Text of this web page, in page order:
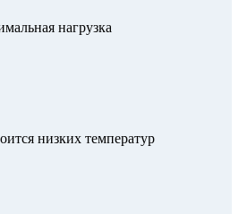
нагрузка
низких температур